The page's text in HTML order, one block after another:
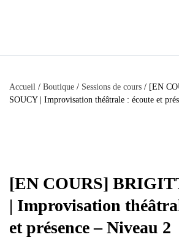
Accueil / Boutique / Sessions de cours / [EN
SOUCY | Improvisation théâtrale : écoute et
[EN COURS]
| Improvisation
et présence – Niveau 2